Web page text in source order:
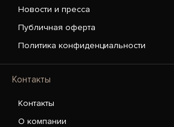
Новости и пресса
Публичная оферта
Политика конфиденциальности
Контакты
Контакты
О компании